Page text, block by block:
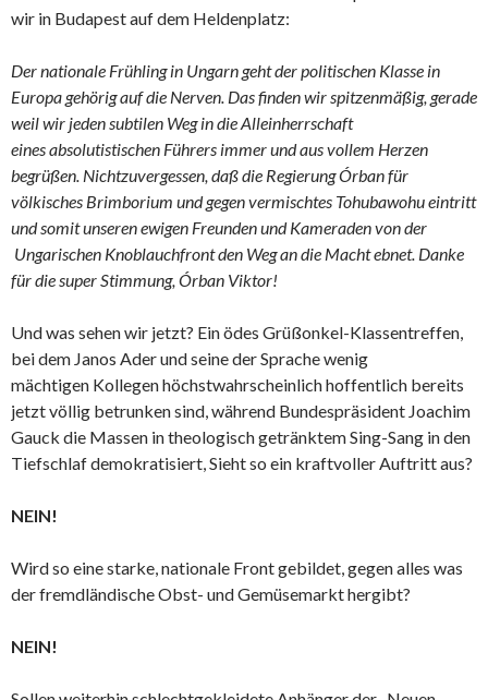
wir in Budapest auf dem Heldenplatz:
Der nationale Frühling in Ungarn geht der politischen Klasse in
Europa gehörig auf die Nerven. Das finden wir spitzenmäßig, gerade
weil wir jeden subtilen Weg in die Alleinherrschaft
eines absolutistischen Führers immer und aus vollem Herzen
begrüßen. Nichtzuvergessen, daß die Regierung Órban für
völkisches Brimborium und gegen vermischtes Tohubawohu eintritt
und somit unseren ewigen Freunden und Kameraden von der
Ungarischen Knoblauchfront den Weg an die Macht ebnet. Danke
für die super Stimmung, Órban Viktor!
Und was sehen wir jetzt? Ein ödes Grüßonkel-Klassentreffen,
bei dem Janos Ader und seine der Sprache wenig
mächtigen Kollegen höchstwahrscheinlich hoffentlich bereits
jetzt völlig betrunken sind, während Bundespräsident Joachim
Gauck die Massen in theologisch getränktem Sing-Sang in den
Tiefschlaf demokratisiert, Sieht so ein kraftvoller Auftritt aus?
NEIN!
Wird so eine starke, nationale Front gebildet, gegen alles was
der fremdländische Obst- und Gemüsemarkt hergibt?
NEIN!